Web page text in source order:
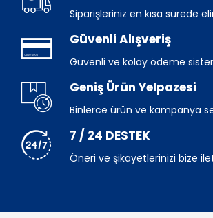
Siparişleriniz en kısa sürede
Güvenli Alışveriş
Güvenli ve kolay ödeme
Geniş Ürün Yelpazesi
Binlerce ürün ve kampanya
7 / 24 DESTEK
Öneri ve şikayetlerinizi bize